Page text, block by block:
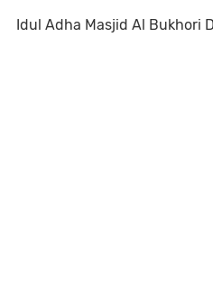
Idul Adha Masjid Al Bukhori